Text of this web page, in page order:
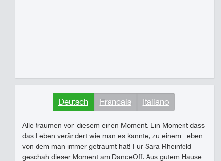
Deutsch Francais Italiano
Alle träumen von diesem einen Moment. Ein Moment dass
das Leben verändert wie man es kannte, zu einem Leben
von dem man immer geträumt hat! Für Sara Rheinfeld
geschah dieser Moment am DanceOff. Aus gutem Hause